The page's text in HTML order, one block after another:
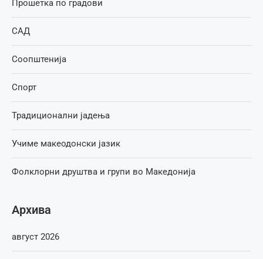
Прошетка по градови
САД
Соопштенија
Спорт
Традиционални јадења
Учиме макеодонски јазик
Фолклорни друштва и групи во Македонија
Архива
август 2026